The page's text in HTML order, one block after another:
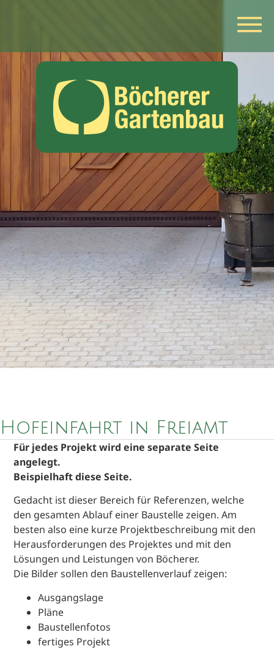
Hofeinfahrt in Freiamt
Für jedes Projekt wird eine separate Seite
angelegt.
Beispielhaft diese Seite.
Gedacht ist dieser Bereich für Referenzen, welche
den gesamten Ablauf einer Baustelle zeigen. Am
besten also eine kurze Projektbeschreibung mit den
Herausforderungen des Projektes und mit den
Lösungen und Leistungen von Böcherer.
Die Bilder sollen den Baustellenverlauf zeigen:
Ausgangslage
Pläne
Baustellenfotos
fertiges Projekt